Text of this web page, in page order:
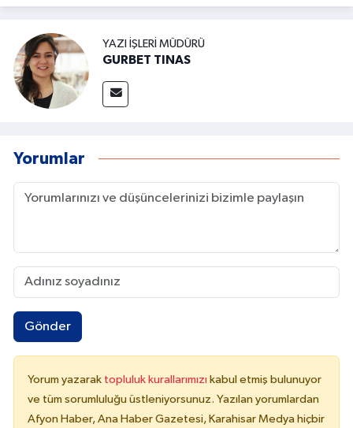
YAZI İŞLERI MÜDÜRÜ
GURBET TINAS
Yorumlar
Gönder
Yorum yazarak topluluk kurallarımızı kabul etmiş bulunuyor
ve tüm sorumluluğu üstleniyorsunuz. Yazılan yorumlardan
Afyon Haber, Ana Haber Gazetesi, Karahisar Medya hiçbir